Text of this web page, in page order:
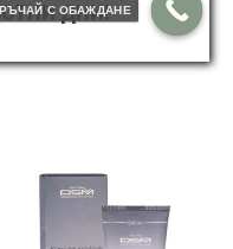
ДНИ!
С ОБАЖДАНЕ